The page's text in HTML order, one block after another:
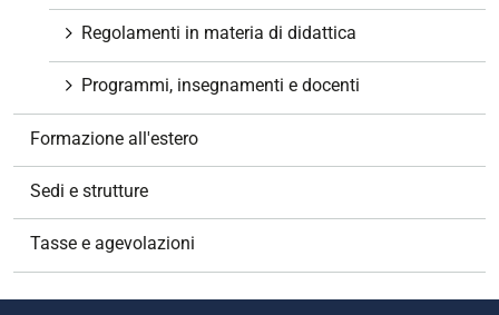
Regolamenti in materia di didattica
Programmi, insegnamenti e docenti
Formazione all'estero
Sedi e strutture
Tasse e agevolazioni